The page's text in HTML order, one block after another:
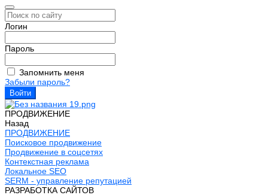
Логин
Пароль
Запомнить меня
Забыли пароль?
ПРОДВИЖЕНИЕ
Назад
ПРОДВИЖЕНИЕ
Поисковое продвижение
Продвижение в соцсетях
Контекстная реклама
Локальное SEO
SERM - управление репутацией
РАЗРАБОТКА САЙТОВ